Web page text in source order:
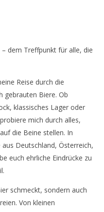
dem Treffpunkt für alle, die
Reise durch die
gebrauten Biere. Ob
klassisches Lager oder
mich durch alles,
die Beine stellen. In
Deutschland, Österreich,
euch ehrliche Eindrücke zu
schmeckt, sondern auch
Von kleinen